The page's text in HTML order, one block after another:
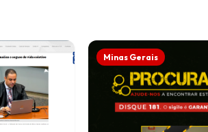
Minas Gerais